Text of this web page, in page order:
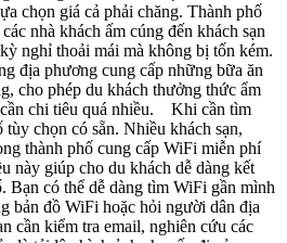
chọn giá cả phải chăng. Thành phố
nhà khách ấm cúng đến khách sạn
nghỉ thoải mái mà không bị tốn kém.
địa phương cung cấp những bữa ăn
cho phép du khách thưởng thức ẩm
chi tiêu quá nhiều. Khi cần tìm
chọn có sẵn. Nhiều khách sạn,
thành phố cung cấp WiFi miễn phí
này giúp cho du khách dễ dàng kết
Bạn có thể dễ dàng tìm WiFi gần mình
bản đồ WiFi hoặc hỏi người dân địa
cần kiểm tra email, nghiên cứu các